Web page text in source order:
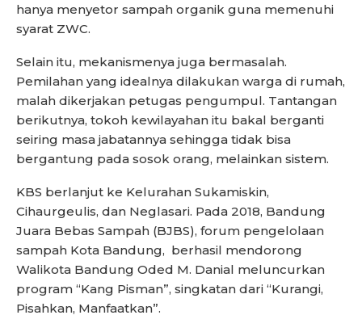
hanya menyetor sampah organik guna memenuhi
syarat ZWC.
Selain itu, mekanismenya juga bermasalah.
Pemilahan yang idealnya dilakukan warga di rumah,
malah dikerjakan petugas pengumpul. Tantangan
berikutnya, tokoh kewilayahan itu bakal berganti
seiring masa jabatannya sehingga tidak bisa
bergantung pada sosok orang, melainkan sistem.
KBS berlanjut ke Kelurahan Sukamiskin,
Cihaurgeulis, dan Neglasari. Pada 2018, Bandung
Juara Bebas Sampah (BJBS), forum pengelolaan
sampah Kota Bandung, berhasil mendorong
Walikota Bandung Oded M. Danial meluncurkan
program “Kang Pisman”, singkatan dari “Kurangi,
Pisahkan, Manfaatkan”.